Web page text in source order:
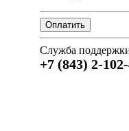
Служба
+7 (843) 2-